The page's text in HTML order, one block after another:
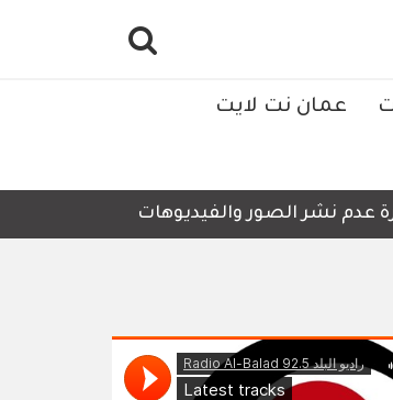
عمان نت لايت
نشر الصور والفيديوهات التي لا تحتوي على